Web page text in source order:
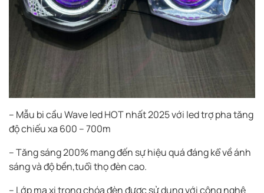
– Mẫu bi cầu Wave led HOT nhất 2025 với led trợ pha tăng
độ chiếu xa 600 – 700m
– Tăng sáng 200% mang đến sự hiệu quá đáng kể về ánh
sáng và độ bền,tuổi thọ đèn cao.
– Lớp mạ xi trong chóa đèn được sử dụng với công nghệ